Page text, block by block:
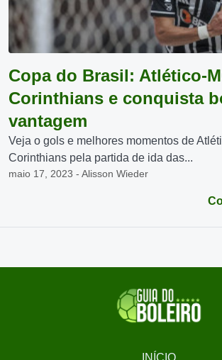
Copa do Brasil: Atlético-
Corinthians e conquista
vantagem
Veja o gols e melhores momentos de
Corinthians pela partida de ida das...
maio 17, 2023 - Alisson Wieder
INÍCIO